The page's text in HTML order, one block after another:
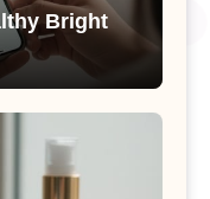
Bright